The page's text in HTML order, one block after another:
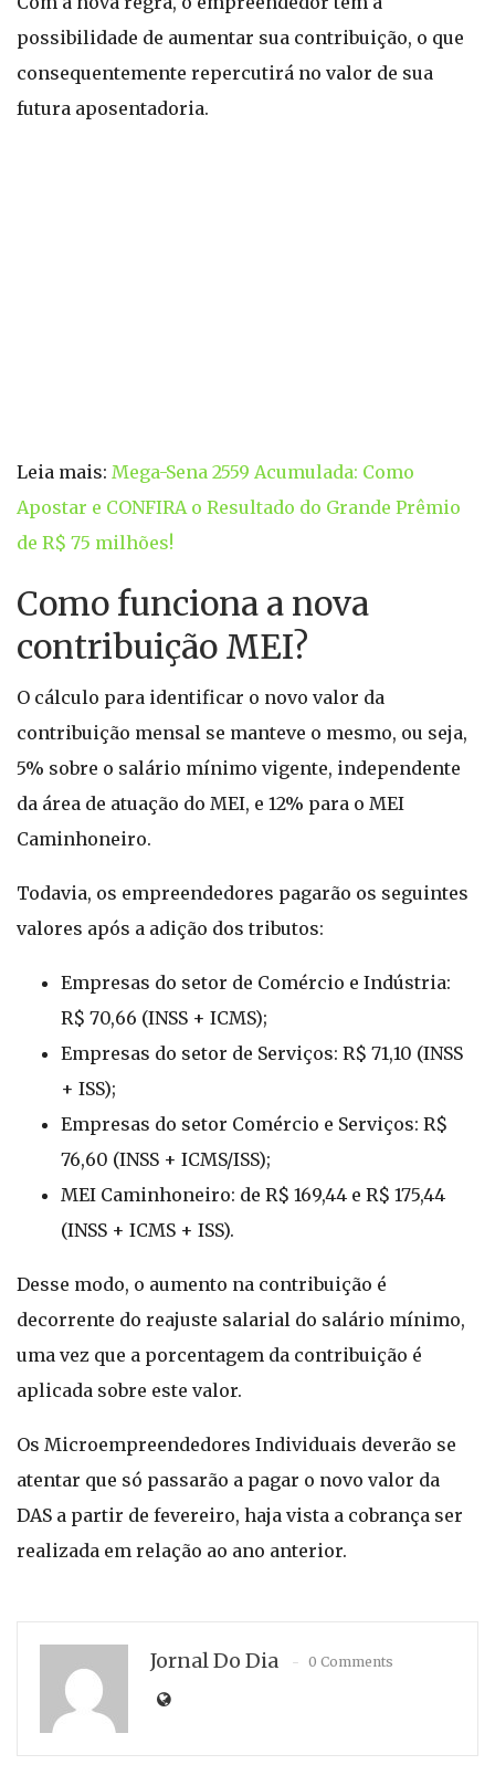
possibilidade de aumentar sua contribuição, o que
consequentemente repercutirá no valor de sua
futura aposentadoria.
Leia mais: Mega-Sena 2559 Acumulada: Como
Apostar e CONFIRA o Resultado do Grande Prêmio
de R$ 75 milhões!
Como funciona a nova
contribuição MEI?
O cálculo para identificar o novo valor da
contribuição mensal se manteve o mesmo, ou seja,
5% sobre o salário mínimo vigente, independente
da área de atuação do MEI, e 12% para o MEI
Caminhoneiro.
Todavia, os empreendedores pagarão os seguintes
valores após a adição dos tributos:
Empresas do setor de Comércio e Indústria:
R$ 70,66 (INSS + ICMS);
Empresas do setor de Serviços: R$ 71,10 (INSS
+ ISS);
Empresas do setor Comércio e Serviços: R$
76,60 (INSS + ICMS/ISS);
MEI Caminhoneiro: de R$ 169,44 e R$ 175,44
(INSS + ICMS + ISS).
Desse modo, o aumento na contribuição é
decorrente do reajuste salarial do salário mínimo,
uma vez que a porcentagem da contribuição é
aplicada sobre este valor.
Os Microempreendedores Individuais deverão se
atentar que só passarão a pagar o novo valor da
DAS a partir de fevereiro, haja vista a cobrança ser
realizada em relação ao ano anterior.
Jornal Do Dia 0 Comments